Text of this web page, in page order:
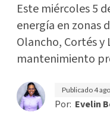
Este miércoles 5
energía en zonas
Olancho, Cortés
mantenimiento
Publicado4
Por: Evelin